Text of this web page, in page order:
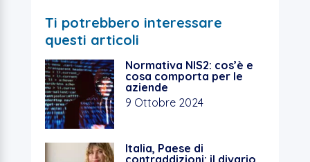
c
e
b
o
o
k
tt
er
at
s
A
p
p
k
dI
n
Ti potrebbero interessare
questi articoli
Normativa NIS2: cos’è e
cosa comporta per le
aziende
9 Ottobre 2024
Italia, Paese di
contraddizioni: il divario